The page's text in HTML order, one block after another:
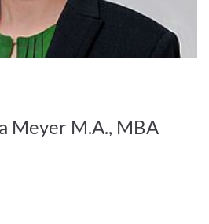
Meyer M.A., MBA